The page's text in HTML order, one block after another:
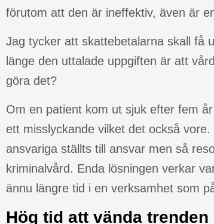
förutom att den är ineffektiv, även är
Jag tycker att skattebetalarna skall få
länge den uttalade uppgiften är att
göra det?
Om en patient kom ut sjuk efter fem
ett misslyckande vilket det också
ansvariga ställts till ansvar men så
kriminalvård. Enda lösningen verkar
ännu längre tid i en verksamhet som
Hög tid att vända trenden